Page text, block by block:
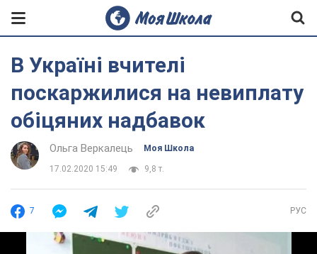
В Україні вчителі
поскаржилися на невиплату
обіцяних надбавок
Ольга Веркалець Моя Школа
17.02.2020 15:49 9,8 т.
7 РУС